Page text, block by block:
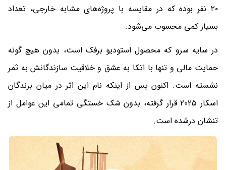
۲۰ نفر بوده که در مقایسه با پروژه‌های مشابه خارجی، تعداد
بسیار کمی محسوب می‌شود.
در سایه سرو که محصول استودیو برفک است، بدون هیچ گونه
حمایت مالی و تنها با اتکا به عشق و خلاقیت سازندگانش به ثمر
نشسته است. اکنون پس از اینکه نام این اثر در میان برندگان
اسکار 2025 قرار گرفته، بدون شک خستگی تمامی این عوامل از
تنشان درشده است.